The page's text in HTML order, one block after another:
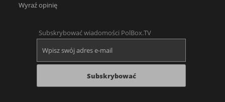
Wyraź opinię
Subskrybować wiadomości PolBox.TV
Subskrybować